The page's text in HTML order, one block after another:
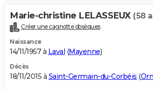
Marie-christine LELASSEUX (58
Créer une cagnotte obsèques
Naissance
14/11/1957 à Laval (Mayenne)
Décès
18/11/2015 à Saint-Germain-du-Corbéis (